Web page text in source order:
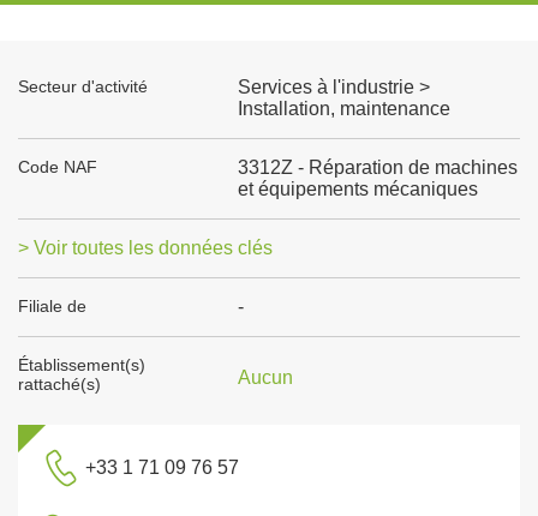
Secteur d'activité
Services à l'industrie >
Installation, maintenance
Code NAF
3312Z - Réparation de machines
et équipements mécaniques
> Voir toutes les données clés
Filiale de -
Établissement(s)
rattaché(s)
Aucun
+33 1 71 09 76 57